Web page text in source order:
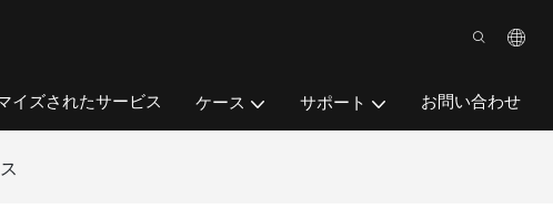
イズされたサービス ケース サポート お問い合わせ